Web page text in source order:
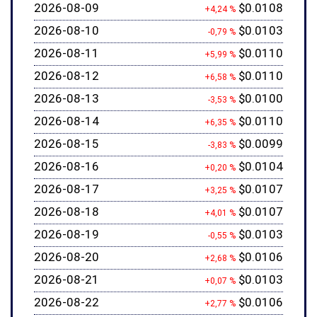
2026-08-09
+4,24 % $0.0108
2026-08-10
-0,79 % $0.0103
2026-08-11
+5,99 % $0.0110
2026-08-12
+6,58 % $0.0110
2026-08-13
-3,53 % $0.0100
2026-08-14
+6,35 % $0.0110
2026-08-15
-3,83 % $0.0099
2026-08-16
+0,20 % $0.0104
2026-08-17
+3,25 % $0.0107
2026-08-18
+4,01 % $0.0107
2026-08-19
-0,55 % $0.0103
2026-08-20
+2,68 % $0.0106
2026-08-21
+0,07 % $0.0103
2026-08-22
+2,77 % $0.0106